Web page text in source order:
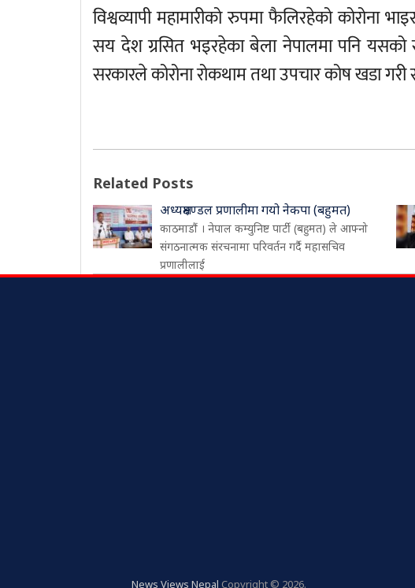
विश्वव्यापी महामारीको रुपमा फैलिरहेको कोरोना
सय देश ग्रसित भइरहेका बेला नेपालमा पनि
सरकारले कोरोना रोकथाम तथा उपचार कोष खडा
Related Posts
अध्यक्षमण्डल प्रणालीमा गयो नेकपा (बहुमत)
काठमाडौं । नेपाल कम्युनिष्ट पार्टी (बहुमत) ले आफ्नो
संगठनात्मक संरचनामा परिवर्तन गर्दै महासचिव
प्रणालीलाई
News Views Nepal Copyright © 2026.